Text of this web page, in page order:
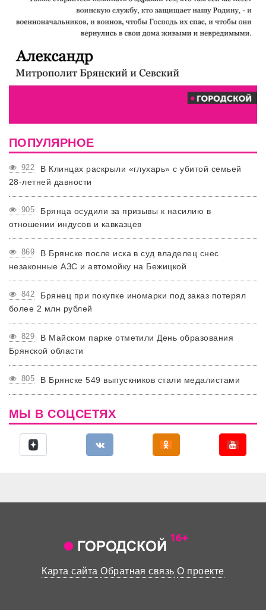
ПОПУЛЯРНОЕ
922
В Клинцах раскрыли «глухарь» с убитой семьей
28-летней давности
905
Брянца осудили за призывы к насилию в
отношении индусов и кавказцев
869
В Брянске после иска в суд владелец снес
незаконные АЗС и автомойку на Бежицкой
842
Брянец при покупке иномарки под заказ потерял
более 2 млн рублей
829
В Майском парке отметили День образования
Брянской области
805 В Брянске 549 выпускников стали медалистами
МЫ В СОЦСЕТЯХ
Карта сайта Обратная связь О проекте